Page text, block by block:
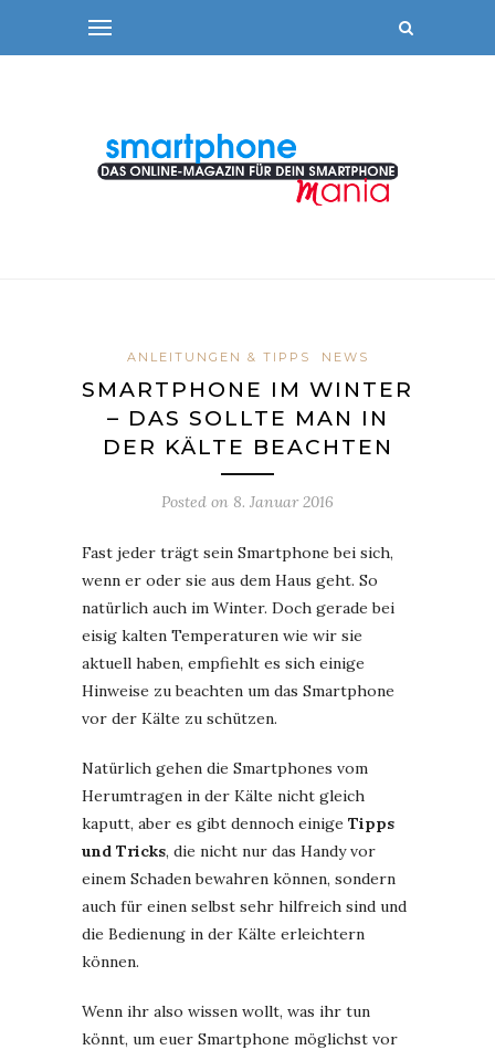
ANLEITUNGEN & TIPPS NEWS
SMARTPHONE IM WINTER
– DAS SOLLTE MAN IN
DER KÄLTE BEACHTEN
Posted on 8. Januar 2016
Fast jeder trägt sein Smartphone bei sich,
wenn er oder sie aus dem Haus geht. So
natürlich auch im Winter. Doch gerade bei
eisig kalten Temperaturen wie wir sie
aktuell haben, empfiehlt es sich einige
Hinweise zu beachten um das Smartphone
vor der Kälte zu schützen.
Natürlich gehen die Smartphones vom
Herumtragen in der Kälte nicht gleich
kaputt, aber es gibt dennoch einige Tipps
und Tricks, die nicht nur das Handy vor
einem Schaden bewahren können, sondern
auch für einen selbst sehr hilfreich sind und
die Bedienung in der Kälte erleichtern
können.
Wenn ihr also wissen wollt, was ihr tun
könnt, um euer Smartphone möglichst vor